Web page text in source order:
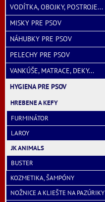
VODÍTKA, OBOJKY, POSTROJE...
MISKY PRE PSOV
NÁHUBKY PRE PSOV
PELECHY PRE PSOV
VANKÚŠE, MATRACE, DEKY...
HYGIENA PRE PSOV
HREBENE A KEFY
FURMINÁTOR
LAROY
JK ANIMALS
BUSTER
KOZMETIKA, ŠAMPÓNY
NOŽNICE A KLIEŠTE NA PAZÚRIKY